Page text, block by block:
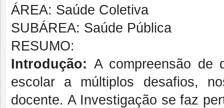
ÁREA: Saúde Coletiva
SUBÁREA: Saúde Pública
RESUMO:
Introdução: A compreensão de
escolar a múltiplos desafios,
docente. A Investigação se faz